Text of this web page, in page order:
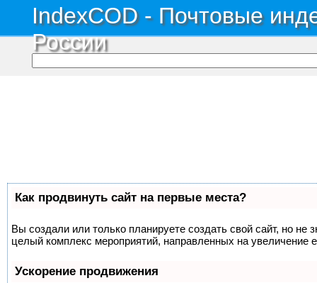
IndexCOD - Почтовые
России
Как продвинуть сайт на первые места?
Вы создали или только планируете создать свой сайт, но не
целый комплекс мероприятий, направленных на увеличение
Ускорение продвижения